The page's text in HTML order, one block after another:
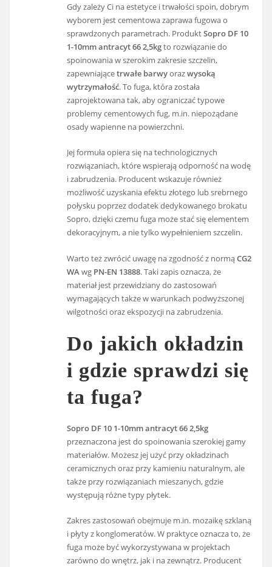
Gdy zależy Ci na estetyce i trwałości spoin, dobrym
wyborem jest cementowa zaprawa fugowa o
sprawdzonych parametrach. ProduktSopro DF 10
1-10mm antracyt 66 2,5kgto rozwiązanie do
spoinowania w szerokim zakresie szczelin,
zapewniającetrwałe barwyorazwysoką
wytrzymałość. To fuga, która została
zaprojektowana tak, aby ograniczać typowe
problemy cementowych fug, m.in. niepożądane
osady wapienne na powierzchni.
Jej formuła opiera się na technologicznych
rozwiązaniach, które wspierają odporność na wodę
i zabrudzenia. Producent wskazuje również
możliwość uzyskania efektu złotego lub srebrnego
połysku poprzez dodatek dedykowanego brokatu
Sopro, dzięki czemu fuga może stać się elementem
dekoracyjnym, a nie tylko wypełnieniem szczelin.
Warto też zwrócić uwagę na zgodność z normąCG2
WA wg PN-EN 13888. Taki zapis oznacza, że
materiał jest przewidziany do zastosowań
wymagających także w warunkach podwyższonej
wilgotności oraz ekspozycji na zabrudzenia.
Do jakich okładzin
i gdzie sprawdzi się
ta fuga?
Sopro DF 10 1-10mm antracyt 66 2,5kg
przeznaczona jest do spoinowania szerokiej gamy
materiałów. Możesz jej użyć przy okładzinach
ceramicznych oraz przy kamieniu naturalnym, ale
także przy rozwiązaniach mieszanych, gdzie
występują różne typy płytek.
Zakres zastosowań obejmuje m.in. mozaikę szklaną
i płyty z konglomeratów. W praktyce oznacza to, że
fuga może być wykorzystywana w projektach
zarówno do wnętrz, jak i na zewnątrz. Producent